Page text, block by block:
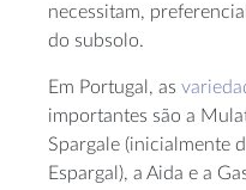
necessitam,
do subsolo.
Em Portugal, as
importantes são a
Spargale (inicialmente
Espargal), a Aida e a